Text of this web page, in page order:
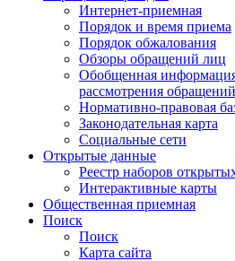
Интернет-приемная
Порядок и время приема
Порядок обжалования
Обзоры обращений лиц
Обобщенная информация
рассмотрения
Нормативно-правовая
Законодательная карта
Социальные сети
Открытые данные
Реестр наборов
Интерактивные карты
Общественная приемная
Поиск
Поиск
Карта сайта